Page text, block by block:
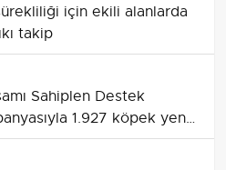
için ekili alanlarda
takip
Sahiplen Destek
1.927 köpek yeni
kavuştu